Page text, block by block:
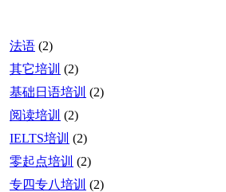
法语 (2)
其它培训 (2)
基础日语培训 (2)
阅读培训 (2)
IELTS培训 (2)
零起点培训 (2)
专四专八培训 (2)